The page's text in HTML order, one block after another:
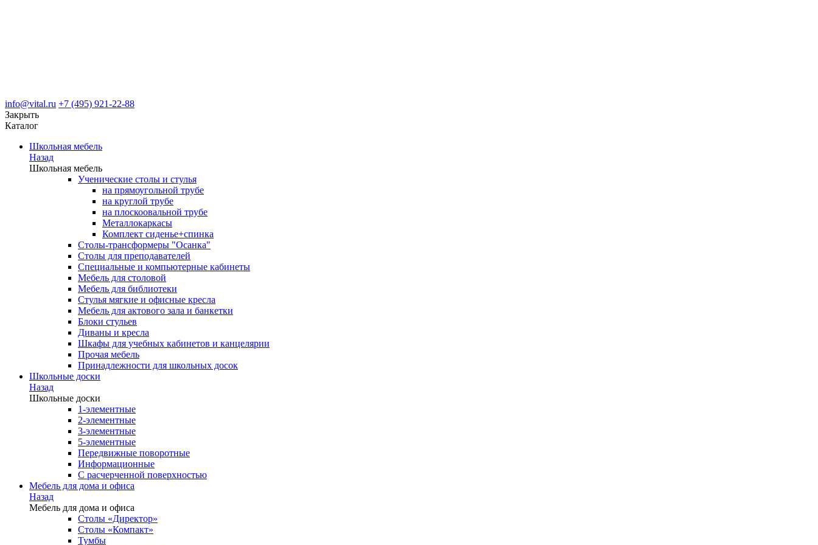
info@vital.ru +7 (495) 921-22-88
Закрыть
Каталог
Школьная мебель
Назад
Школьная мебель
Ученические столы и стулья
на прямоугольной трубе
на круглой трубе
на плоскоовальной трубе
Металлокаркасы
Комплект сиденье+спинка
Столы-трансформеры "Осанка"
Столы для преподавателей
Специальные и компьютерные кабинеты
Мебель для столовой
Мебель для библиотеки
Стулья мягкие и офисные кресла
Мебель для актового зала и банкетки
Блоки стульев
Диваны и кресла
Шкафы для учебных кабинетов и канцелярии
Прочая мебель
Принадлежности для школьных досок
Школьные доски
Назад
Школьные доски
1-элементные
2-элементные
3-элементные
5-элементные
Передвижные поворотные
Информационные
С расчерченной поверхностью
Мебель для дома и офиса
Назад
Мебель для дома и офиса
Столы «Директор»
Столы «Компакт»
Тумбы